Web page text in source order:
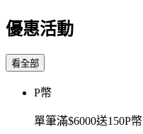
優惠活動
看全部
P幣
單筆滿$6000送150P幣